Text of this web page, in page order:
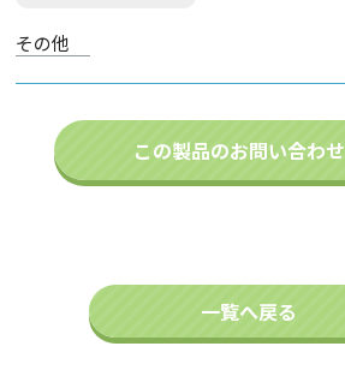
その他
この製品のお問い合わせ
一覧へ戻る